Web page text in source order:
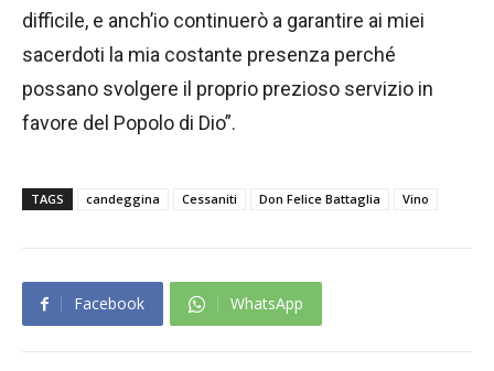
difficile, e anch’io continuerò a garantire ai miei
sacerdoti la mia costante presenza perché
possano svolgere il proprio prezioso servizio in
favore del Popolo di Dio”.
TAGS candeggina Cessaniti Don Felice Battaglia Vino
Facebook WhatsApp